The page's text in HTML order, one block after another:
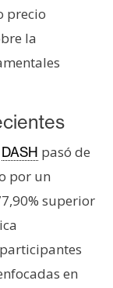
precio
la
DASH pasó de
por un
superior
en